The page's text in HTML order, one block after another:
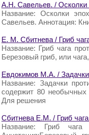
А.Н. Савельев. / Осколки
Название: Осколки
Савельев. Аннотация:
Е. М. Сбитнева / Гриб
Название: Гриб чага
Березовый гриб, или
Евдокимов М.А. / Задачки
Название: Задачки
содержит 80
Для решения
Сбитнева Е.М. / Гриб
Название: Гриб